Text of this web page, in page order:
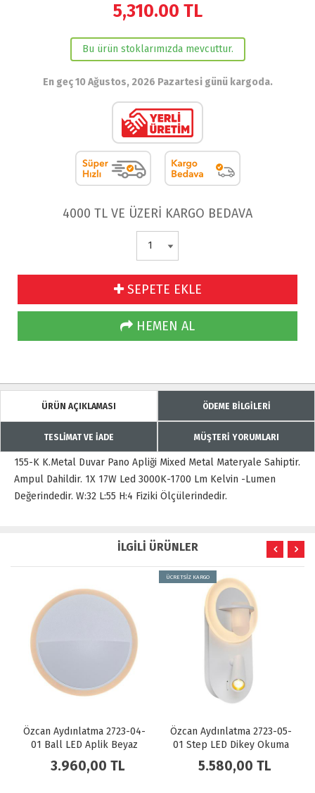
5,310.00 TL
Bu ürün stoklarımızda mevcuttur.
En geç 10 Ağustos, 2026 Pazartesi günü kargoda.
4000 TL VE ÜZERİ KARGO BEDAVA
SEPETE EKLE
HEMEN AL
ÜRÜN AÇIKLAMASI ÖDEME BİLGİLERİ
TESLİMAT VE İADE MÜŞTERİ YORUMLARI
155-K K.Metal Duvar Pano Apliği Mixed Metal Materyale Sahiptir.
Ampul Dahildir. 1X 17W Led 3000K-1700 Lm Kelvin -Lumen
Değerindedir. W:32 L:55 H:4 Fiziki Ölçülerindedir.
İLGİLİ ÜRÜNLER
04-
Özcan Aydınlatma 2723-05-
01 Step LED Dikey Okuma
Lambalı Aplik Beyaz
5.580,00 TL
Özcan Aydınlatma 2723-
19 Ball LED Aplik
3.960,00 TL